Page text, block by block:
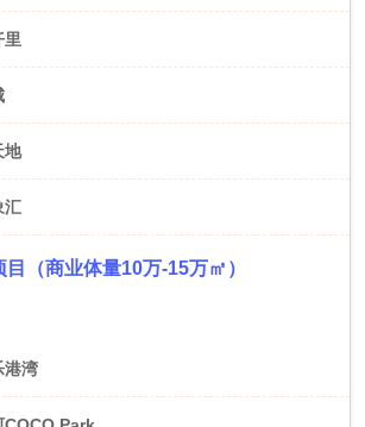
里
地
汇
目（商业体量10万-15万㎡）
港湾